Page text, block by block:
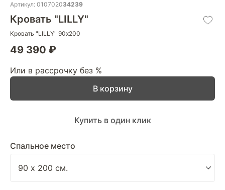
Артикул: 010702034239
Кровать "LILLY"
Кровать "LILLY" 90х200
49 390 ₽
Или в рассрочку без %
Спальное место
В корзину
Купить в один клик